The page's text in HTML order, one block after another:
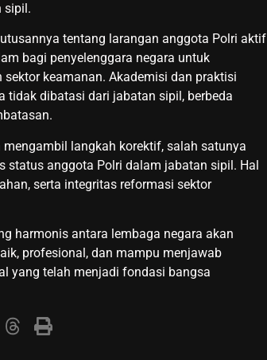
sipil.
tentang larangan anggota Polri aktif
bagi penyelenggara negara untuk
keamanan. Akademisi dan praktisi
tidak dibatasi dari jabatan sipil, berbeda
langkah korektif, salah satunya
status anggota Polri dalam jabatan sipil. Hal
serta integritas reformasi sektor
harmonis antara lembaga negara akan
profesional, dan mampu menjawab
yang telah menjadi fondasi bangsa